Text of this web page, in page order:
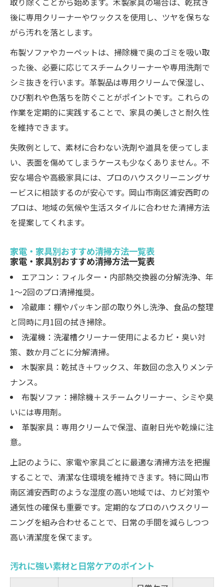
後に専用クリーナーやワックスを使用し、ツヤを保ちな
がら汚れを落とします。
布製ソファやカーペットは、掃除機で奥のゴミを吸い取
った後、必要に応じてスチームクリーナーや専用洗剤で
シミ抜きを行います。革製品は専用クリームで保湿し、
ひび割れや色落ちを防ぐことがポイントです。これらの
作業を定期的に実践することで、家具の美しさと耐久性
を維持できます。
失敗例として、素材に合わない洗剤や道具を使ってしま
い、表面を傷めてしまうケースも少なくありません。不
安な場合や高級家具には、プロのハウスクリーニングサ
ービスに相談するのが安心です。岡山市南区浦安西町の
プロは、地域の気候や生活スタイルに合わせた清掃方法
を提案してくれます。
家電・家具別おすすめ清掃方法一覧表
家電・家具別おすすめ清掃方法一覧表
エアコン：フィルター・内部熱交換器の分解洗浄、年
1～2回のプロ清掃推奨。
冷蔵庫：棚やパッキン部の取り外し洗浄、食品の整理
と同時に月1回の拭き掃除。
洗濯機：洗濯槽クリーナー使用によるカビ・臭い対
策、数か月ごとに分解清掃。
木製家具：乾拭き＋ワックス、年数回の念入りメンテ
ナンス。
布製ソファ：掃除機＋スチームクリーナー、シミや臭
いには専用剤。
革製家具：専用クリームで保湿、直射日光や乾燥に注
意。
上記のように、家電や家具ごとに最適な清掃方法を把握
することで、清潔な住環境を維持できます。特に岡山市
南区浦安西町のような湿度の高い地域では、カビ対策や
通気性の確保も重要です。定期的なプロのハウスクリー
ニングを組み合わせることで、日常の手間を減らしつつ
高い清潔度を保てます。
汚れに強い素材と日常ケアのポイント